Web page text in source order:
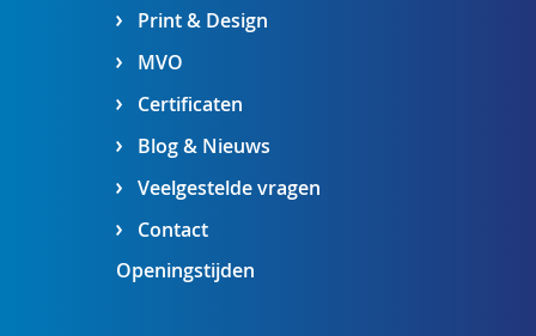
Print & Design
MVO
Certificaten
Blog & Nieuws
Veelgestelde vragen
Contact
Openingstijden